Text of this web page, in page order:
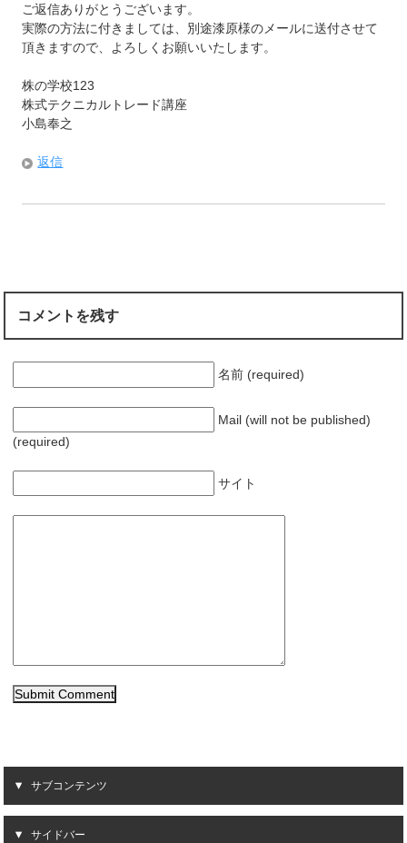
ご返信ありがとうございます。
実際の方法に付きましては、別途漆原様のメールに送付させて
頂きますので、よろしくお願いいたします。
株の学校123
株式テクニカルトレード講座
小島奉之
返信
コメントを残す
名前 (required)
Mail (will not be published)
(required)
サイト
サブコンテンツ
サイドバー